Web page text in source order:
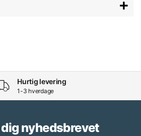
Hurtig levering
1-3 hverdage
nyhedsbrevet